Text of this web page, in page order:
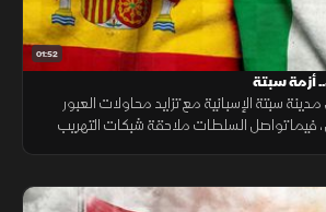
01:52
أزمة سبتة
سبتة الإسبانية مع تزايد محاولات العبور
فيما تواصل السلطات ملاحقة شبكات التهريب